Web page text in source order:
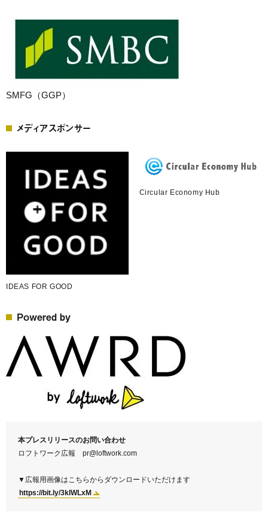
SMFG（GGP）
メディアスポンサー
IDEAS FOR GOOD
Circular Economy Hub
Powered by
本プレスリリースのお問い合わせ
ロフトワーク広報 pr@loftwork.com
▼広報用画像はこちらからダウンロードいただけます
https://bit.ly/3kIWLxM